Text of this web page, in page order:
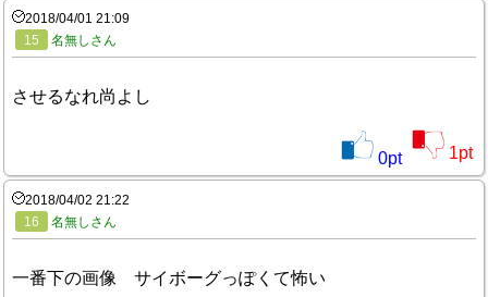
2018/04/01 21:09
15
名無しさん
させるなれ尚よし
0pt 1pt
2018/04/02 21:22
16
名無しさん
一番下の画像 サイボーグっぽくて怖い